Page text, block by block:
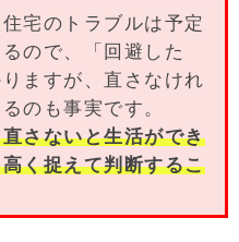
宅のトラブルは予定
ので、「回避した
ますが、直さなけれ
のも事実です。
さないと生活ができ
く捉えて判断するこ